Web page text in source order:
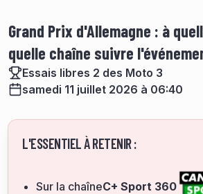
Grand Prix d'Allemagne : à
quelle chaîne suivre
Essais libres 2 des Moto 3
samedi 11 juillet 2026 à 06:40
L'ESSENTIEL À RETENIR :
Sur la chaîneC+ Sport 360